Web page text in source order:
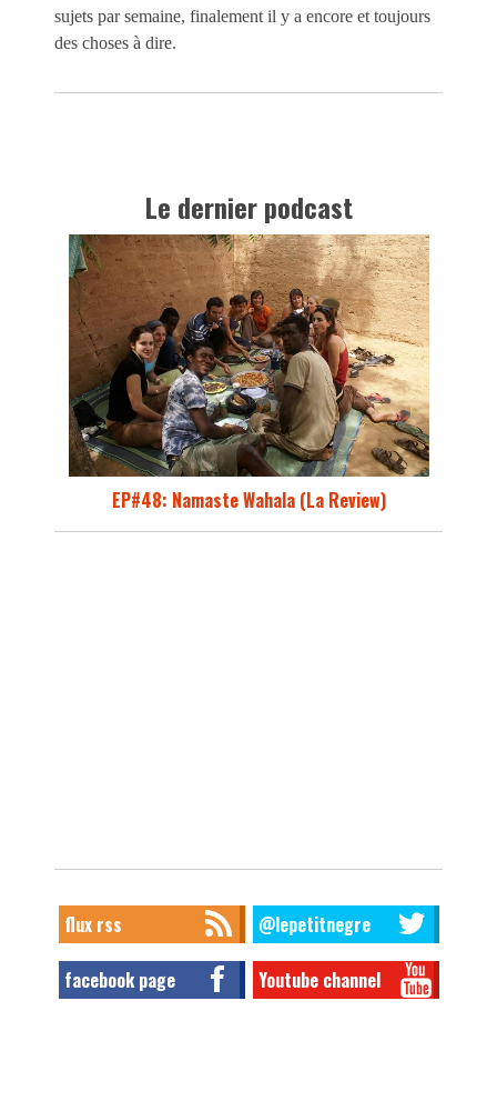
sujets par semaine, finalement il y a encore et toujours
des choses à dire.
Le dernier podcast
EP#48: Namaste Wahala (La Review)
flux rss @lepetitnegre
facebook page Youtube channel